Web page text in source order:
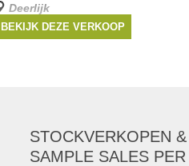
Deerlijk
23 oktober 2024
Merken:Noppies,Blue Bay,
Gymp, ...
BEKIJK DEZE VERKOOP
STOCKVERKOPEN &
SAMPLE SALES PER